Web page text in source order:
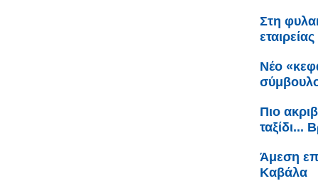
Στη
Νέο
Πιο
ταξίδι...
Άμεση
Καβάλα